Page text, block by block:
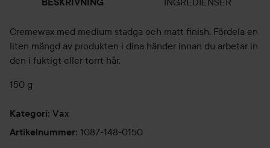
Cremewax med medium stadga och matt finish. Fördela en
liten mängd av produkten i dina händer innan du arbetar in
den i fuktigt eller torrt hår.
150 g
Kategori: Vax
Artikelnummer: 1087-148-0150